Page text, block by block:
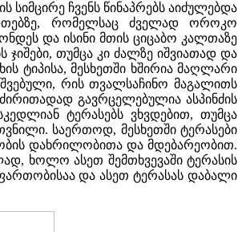
სიმცირე ჩვენს წინაპრებს აიძულებდა
რომელსაც ძველად ოროკო
და ისინი მთის ციცაბო კალთაზე
თუმცა კი ძალზე იშვიათად და
ტიპისა, მესხეთში ხშირია მაღლარი
აშვებული, რის თვალსაჩინო მაგალითს
გავრცელებულია ასპინძის
ტერასებს ვხვდებით, თუმცა
საერთოდ, მესხეთში ტერასები
დახრილობითა და მდებარეობით.
ხოლო ასეთ შემთხვევაში ტერასის
და ასეთ ტერასას დაბალი